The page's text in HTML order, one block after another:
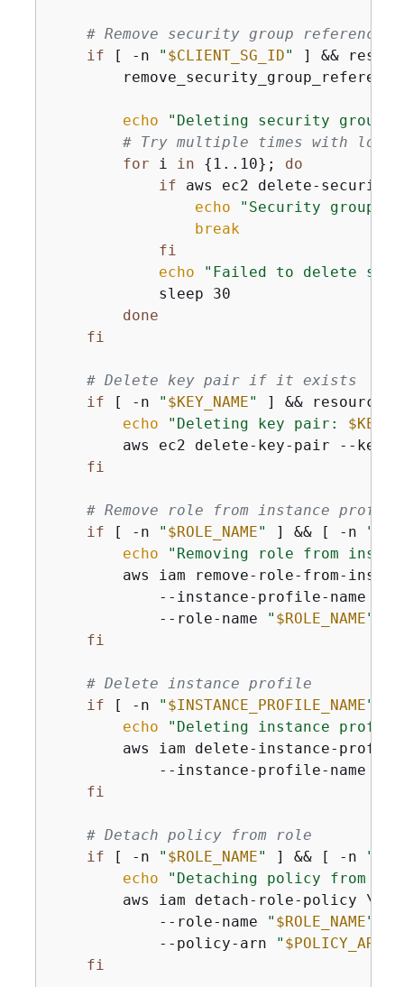
# Remove security group
if [ -n " $CLIENT_SG_ID"
] &&
echo "Deleting security group:
# Try multiple times with
for i in { 1..10}; do
if aws ec2 delete-
echo
"Security group
break
fi
echo
"Failed to delete
            sleep 30
done
fi
# Delete key pair if it exists
if [ -n " $KEY_NAME"
] &&
echo
"Deleting key pair:
aws ec2 delete-key-pair --
fi
# Remove role from instance profile
if [ -n " $ROLE_NAME" ] && [ -n "
echo
"Removing role from
aws iam remove-role-from-
            --instance-profile-name
            --role-name
" $ROLE_NAME"
fi
# Delete instance profile
if [ -n " $INSTANCE_PROFILE_NAME"
echo
"Deleting instance
aws iam delete-instance-
            --instance-profile-name
fi
# Detach policy from role
if [ -n " $ROLE_NAME" ] && [ -n "
echo
"Detaching policy from
        aws iam detach-role-policy \
            --role-name
" $ROLE_NAME"
            --policy-arn
" $POLICY_ARN
fi